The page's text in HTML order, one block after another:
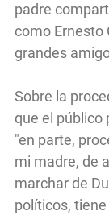
padre
como Ernesto
grandes
Sobre la
que el público
"en parte,
mi madre, de
marchar de
políticos,